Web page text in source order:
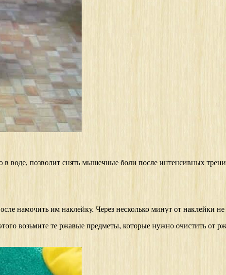
воде, позволит снять мышечные боли после интенсивных
намочить им наклейку. Через несколько минут от наклейки не
возьмите те ржавые предметы, которые нужно очистить от